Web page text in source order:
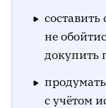
составить
не
докупить
с учётом